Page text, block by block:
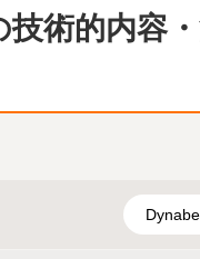
技術的内容